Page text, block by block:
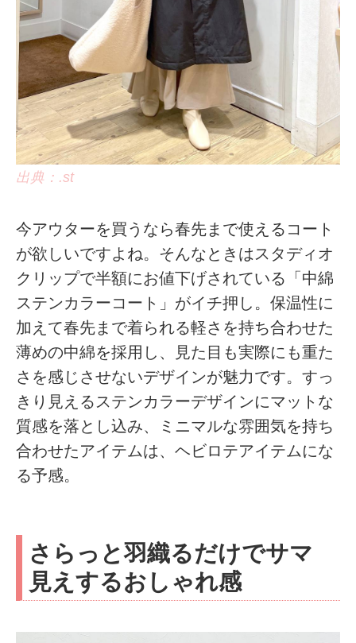
出典：.st
今アウターを買うなら春先まで使えるコート
が欲しいですよね。そんなときはスタディオ
クリップで半額にお値下げされている「中綿
ステンカラーコート」がイチ押し。保温性に
加えて春先まで着られる軽さを持ち合わせた
薄めの中綿を採用し、見た目も実際にも重た
さを感じさせないデザインが魅力です。すっ
きり見えるステンカラーデザインにマットな
質感を落とし込み、ミニマルな雰囲気を持ち
合わせたアイテムは、ヘビロテアイテムにな
る予感。
さらっと羽織るだけでサマ
見えするおしゃれ感